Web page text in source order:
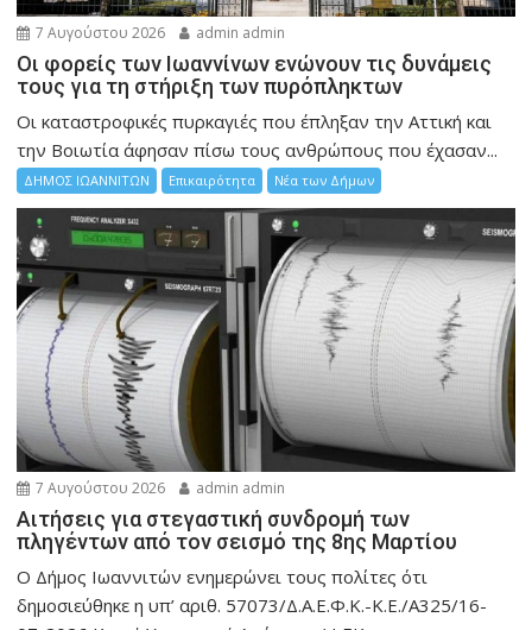
7 Αυγούστου 2026 admin admin
Οι φορείς των Ιωαννίνων ενώνουν τις δυνάμεις
τους για τη στήριξη των πυρόπληκτων
Οι καταστροφικές πυρκαγιές που έπληξαν την Αττική και
την Bοιωτία άφησαν πίσω τους ανθρώπους που έχασαν...
ΔΗΜΟΣ ΙΩΑΝΝΙΤΩΝ Επικαιρότητα Νέα των Δήμων
7 Αυγούστου 2026 admin admin
Αιτήσεις για στεγαστική συνδρομή των
πληγέντων από τον σεισμό της 8ης Μαρτίου
Ο Δήμος Ιωαννιτών ενημερώνει τους πολίτες ότι
δημοσιεύθηκε η υπ’ αριθ. 57073/Δ.Α.Ε.Φ.Κ.-Κ.Ε./Α325/16-